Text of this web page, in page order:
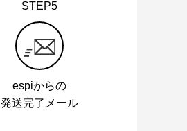
STEP5
espiからの
発送完了メール